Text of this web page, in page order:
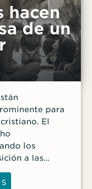
hacen
de un
para
El
los
a las
Debido a
de